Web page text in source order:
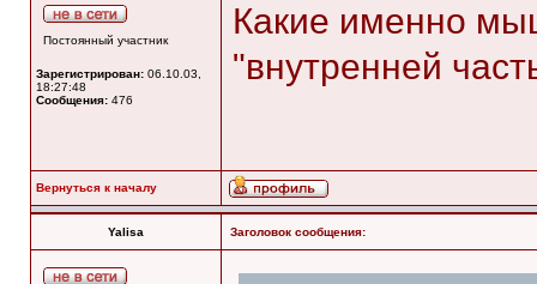
Постоянный участник
Зарегистрирован: 06.10.03,
18:27:48
Сообщения: 476
Какие именно
"внутренней
Вернуться к началу
Yalisa Заголовок сообщения: